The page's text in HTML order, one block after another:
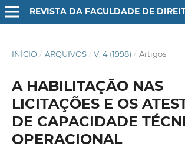
INÍCIO / ARQUIVOS / V. 4 (1998) / Artigos
A HABILITAÇÃO NAS
LICITAÇÕES E OS
DE CAPACIDADE
OPERACIONAL